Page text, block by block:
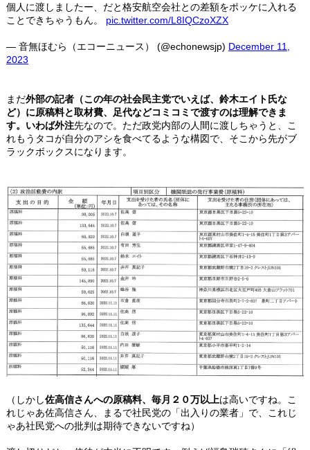
個人に渡しましたー、だと格安航空会社との差額をポッケに入れる
ことできちゃうもん。 pic.twitter.com/L8IQCzoXZX
— 音無ほむら（エコーニュース） (@echonewsjp) December 11,
2023
まだ外部の記者（この年の社会民主党でいえば、鈴木エイト氏な
ど）に原稿料と取材費、足代などコミコミで渡すのは理解できま
す。いわば外注先なので。ただ政党内部の人間に渡しちゃうと、こ
れもうタコが自分のアシを食べてるような構図で、そこから先がブ
ラックボックスになります。
（しかし佐高信さんへの原稿料、毎月２０万以上は高いですね。こ
れじゃあ佐高信さん、まるで社民党の「出入りの業者」で、これじ
ゃあ社民党への批判は期待できないですね）